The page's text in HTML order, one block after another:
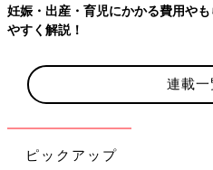
妊娠・出産・育児にかかる費用や
やすく解説！
連載
ピックアップ